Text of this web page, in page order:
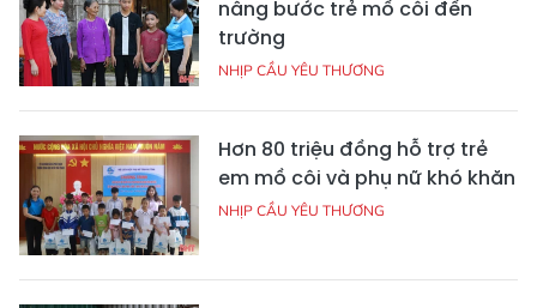
nâng bước trẻ mồ côi đến
trường
NHỊP CẦU YÊU THƯƠNG
Hơn 80 triệu đồng hỗ trợ trẻ
em mồ côi và phụ nữ khó khăn
NHỊP CẦU YÊU THƯƠNG